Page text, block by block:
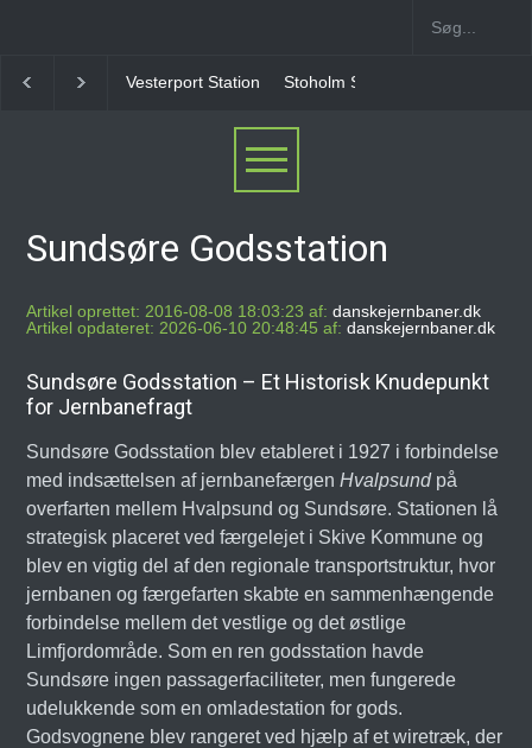
Vesterport Station Stoholm Station Klampenborgbane Station
Sundsøre Godsstation
Artikel oprettet: 2016-08-08 18:03:23 af: danskejernbaner.dk
Artikel opdateret: 2026-06-10 20:48:45 af: danskejernbaner.dk
Sundsøre Godsstation – Et Historisk Knudepunkt
for Jernbanefragt
Sundsøre Godsstation blev etableret i 1927 i forbindelse
med indsættelsen af jernbanefærgenHvalpsundpå
overfarten mellem Hvalpsund og Sundsøre. Stationen lå
strategisk placeret ved færgelejet i Skive Kommune og
blev en vigtig del af den regionale transportstruktur, hvor
jernbanen og færgefarten skabte en sammenhængende
forbindelse mellem det vestlige og det østlige
Limfjordområde. Som en ren godsstation havde
Sundsøre ingen passagerfaciliteter, men fungerede
udelukkende som en omladestation for gods.
Godsvognene blev rangeret ved hjælp af et wiretræk, der